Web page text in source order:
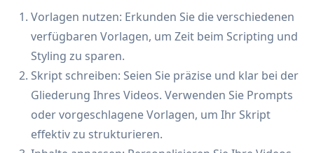
Vorlagen nutzen: Erkunden Sie die verschiedenen
verfügbaren Vorlagen, um Zeit beim Scripting und
Styling zu sparen.
Skript schreiben: Seien Sie präzise und klar bei der
Gliederung Ihres Videos. Verwenden Sie Prompts
oder vorgeschlagene Vorlagen, um Ihr Skript
effektiv zu strukturieren.